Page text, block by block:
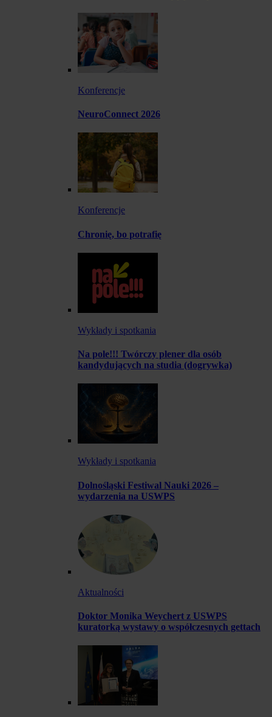
Konferencje
NeuroConnect 2026
Konferencje
Chronię, bo potrafię
Wykłady i spotkania
Na pole!!! Twórczy plener dla osób
kandydujących na studia (dogrywka)
Wykłady i spotkania
Dolnośląski Festiwal Nauki 2026 –
wydarzenia na USWPS
Aktualności
Doktor Monika Weychert z USWPS
kuratorką wystawy o współczesnych gettach